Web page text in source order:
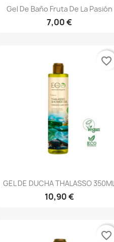
Vista rápida
Gel De Baño Fruta De La Pasión
7,00 €
Vista rápida
GEL DE DUCHA THALASSO 350ML
10,90 €
favorite_border
favorite_border